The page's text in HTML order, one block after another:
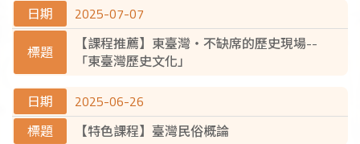
2025-07-07
【課程推薦】東臺灣‧不缺席的歷史現場--
「東臺灣歷史文化」
2025-06-26
【特色課程】臺灣民俗概論